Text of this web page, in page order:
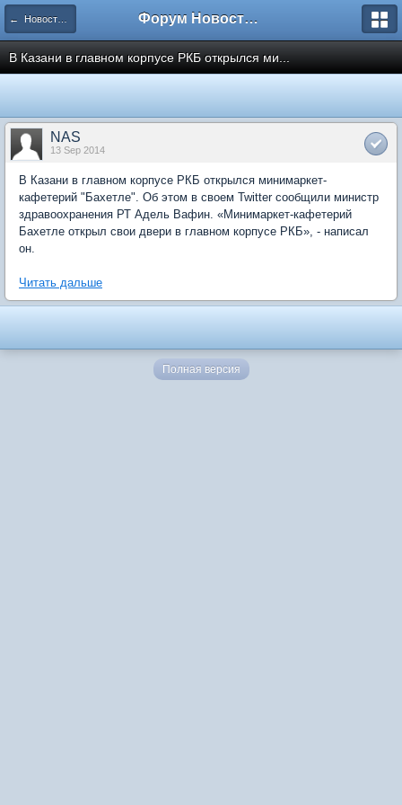
← Новости рынка недвижимости Форум Новостройки
В Казани в главном корпусе РКБ открылся ми...
NAS
13 Sep 2014
В Казани в главном корпусе РКБ открылся минимаркет-
кафетерий "Бахетле". Об этом в своем Twitter сообщили министр
здравоохранения РТ Адель Вафин. «Минимаркет-кафетерий
Бахетле открыл свои двери в главном корпусе РКБ», - написал
он.
Читать дальше
Полная версия